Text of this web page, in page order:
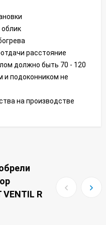
расстояние
должно быть 70 - 120
подоконником не
на производстве
VENTIL R